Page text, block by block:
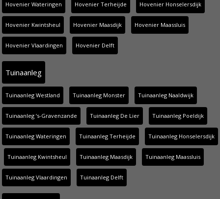
Hovenier Wateringen Hovenier Terheijde Hovenier Honselersdijk
Hovenier Kwintsheul Hovenier Maasdijk Hovenier Maassluis
Hovenier Vlaardingen Hovenier Delft
Tuinaanleg
Tuinaanleg Westland Tuinaanleg Monster Tuinaanleg Naaldwijk
Tuinaanleg ‘s-Gravenzande Tuinaanleg De Lier Tuinaanleg Poeldijk
Tuinaanleg Wateringen Tuinaanleg Terheijde Tuinaanleg Honselersdijk
Tuinaanleg Kwintsheul Tuinaanleg Maasdijk Tuinaanleg Maassluis
Tuinaanleg Vlaardingen Tuinaanleg Delft